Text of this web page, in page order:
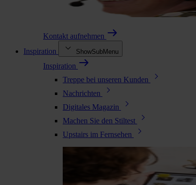
Kontakt aufnehmen
Inspiration
ShowSubMenu
Inspiration
Treppe bei unseren Kunden
Nachrichten
Digitales Magazin
Machen Sie den Stiltest
Upstairs im Fernsehen